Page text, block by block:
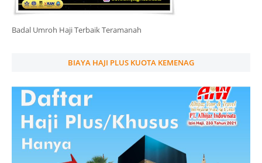
Badal Umroh Haji Terbaik Teramanah
BIAYA HAJI PLUS KUOTA KEMENAG